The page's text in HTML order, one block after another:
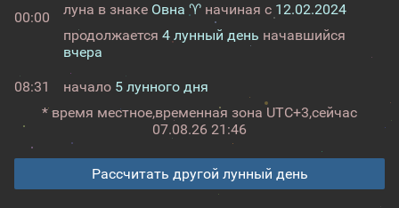
00:00
луна в знаке Овна ♈ начиная с 12.02.2024
продолжается 4 лунный день начавшийся
вчера
08:31 начало 5 лунного дня
* время местное,временная зона UTC+3,сейчас
07.08.26 21:46
Рассчитать другой лунный день